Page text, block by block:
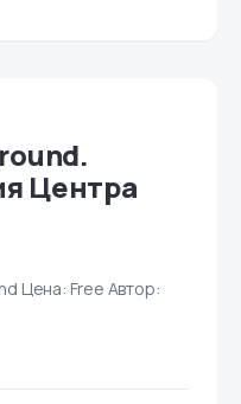
Центра
Цена: Free Автор: